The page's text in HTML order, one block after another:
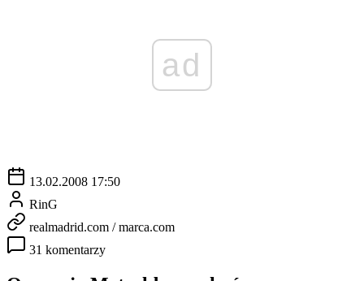
ad
13.02.2008 17:50
RinG
realmadrid.com / marca.com
31 komentarzy